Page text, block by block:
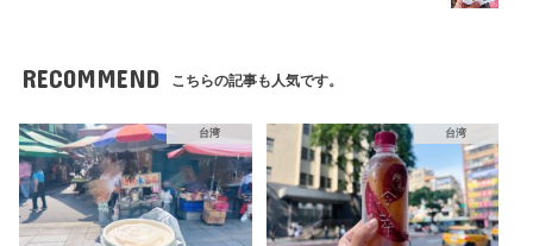
RECOMMEND こちらの記事も人気です。
台湾 台湾